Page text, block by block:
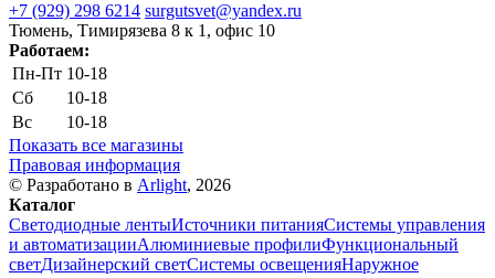
+7 (929) 298 6214 surgutsvet@yandex.ru
Тюмень, Тимирязева 8 к 1, офис 10
Работаем:
Пн-Пт 10-18
Сб
10-18
Вс
10-18
Показать все магазины
Правовая информация
© Разработано в Arlight, 2026
Каталог
Светодиодные лентыИсточники питанияСистемы управления
и автоматизацииАлюминиевые профилиФункциональный
светДизайнерский светСистемы освещенияНаружное